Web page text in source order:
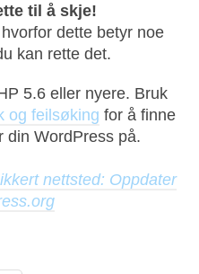
til å skje!
dette betyr noe
kan rette det.
5.6 eller nyere. Bruk
og feilsøking for å finne
din WordPress på.
nettsted: Oppdater